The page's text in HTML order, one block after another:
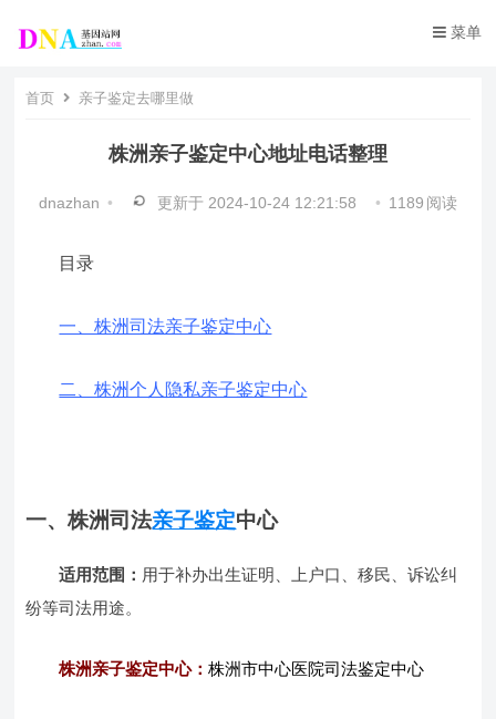
菜单
首页 亲子鉴定去哪里做
株洲亲子鉴定中心地址电话整理
dnazhan • 更新于 2024-10-24 12:21:58 • 1189 阅读
目录
一、株洲司法亲子鉴定中心
二、株洲个人隐私亲子鉴定中心
一、株洲司法亲子鉴定中心
适用范围： 用于补办出生证明、上户口、移民、诉讼纠
纷等司法用途。
株洲亲子鉴定中心：株洲市中心医院司法鉴定中心